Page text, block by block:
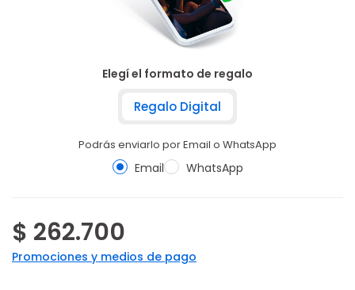
Elegí el formato de regalo
Regalo Digital
Podrás enviarlo por Email o WhatsApp
Email WhatsApp
$ 262.700
Promociones y medios de pago